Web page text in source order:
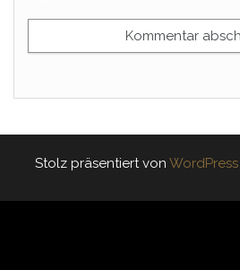
Stolz präsentiert von WordPress